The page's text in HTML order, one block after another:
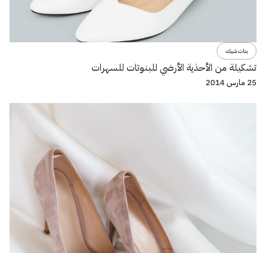
بنات شيك
تشكيلة من الأحذية الأرضي للبنوتات للسهرات
25 مارس 2014